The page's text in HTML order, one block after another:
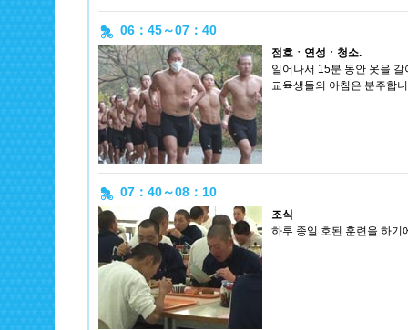
06：45～07：40
점호ㆍ연성ㆍ청소.
일어나서 15분 동안 옷을
교육생들의 아침은 분주합
07：40～08：10
조식
하루 종일 호된 훈련을 하기